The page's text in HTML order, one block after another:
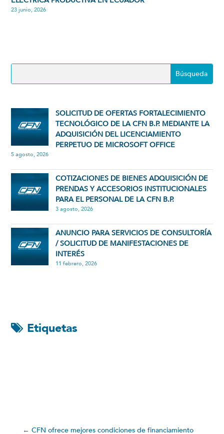
23 junio, 2026
SOLICITUD DE OFERTAS FORTALECIMIENTO
TECNOLÓGICO DE LA CFN B.P. MEDIANTE LA
ADQUISICIÓN DEL LICENCIAMIENTO
PERPETUO DE MICROSOFT OFFICE
5 agosto, 2026
COTIZACIONES DE BIENES ADQUISICIÓN DE
PRENDAS Y ACCESORIOS INSTITUCIONALES
PARA EL PERSONAL DE LA CFN B.P.
3 agosto, 2026
ANUNCIO PARA SERVICIOS DE CONSULTORÍA
/ SOLICITUD DE MANIFESTACIONES DE
INTERÉS
11 febrero, 2026
Etiquetas
← CFN ofrece mejores condiciones de financiamiento